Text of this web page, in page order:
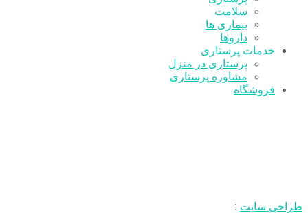
سلامت
بیماری ها
داروها
خدمات پرستاری
پرستاری در منزل
مشاوره پرستاری
فروشگاه
طراحی سایت :